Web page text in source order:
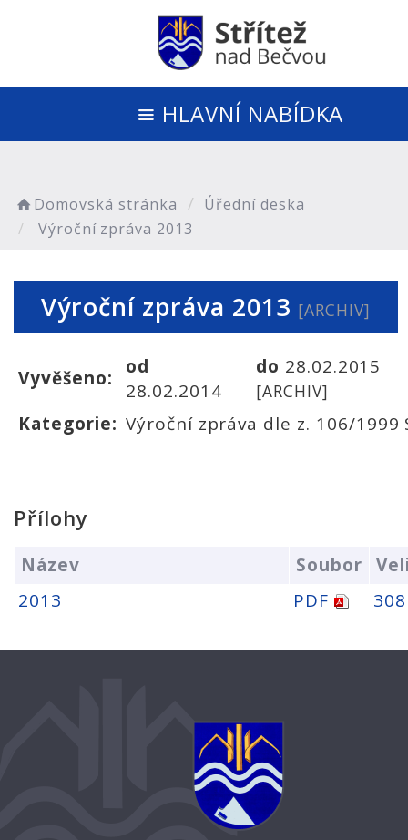
HLAVNÍ NABÍDKA
Domovská stránka
Úřední deska
Výroční zpráva 2013
Výroční zpráva 2013 [ARCHIV]
Vyvěšeno:
od
28.02.2014
do 28.02.2015
[ARCHIV]
Kategorie: Výroční zpráva dle z. 106/1999
Přílohy
Název Soubor
2013
PDF